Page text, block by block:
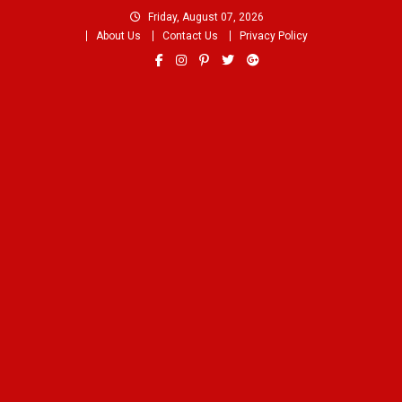
Friday, August 07, 2026
About Us
Contact Us Privacy Policy